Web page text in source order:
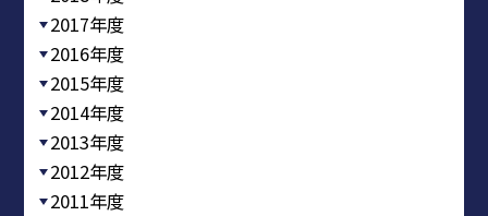
2017年度
2016年度
2015年度
2014年度
2013年度
2012年度
2011年度